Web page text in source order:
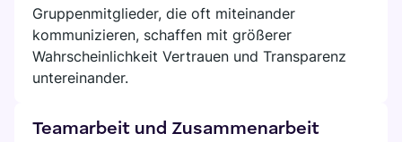
Gruppenmitglieder, die oft miteinander
kommunizieren, schaffen mit größerer
Wahrscheinlichkeit Vertrauen und Transparenz
untereinander.
Teamarbeit und Zusammenarbeit